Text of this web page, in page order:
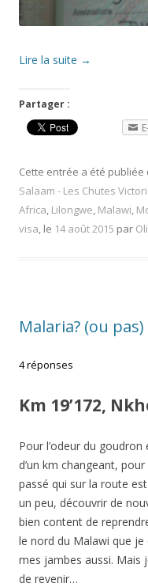
Lire la suite →
Partager :
Cette entrée a été publiée
Salaam - Les Chutes
Africa, Lilongwe, Malawi,
visa, le 14 août 2015 par
Malaria? (ou pas)
4 réponses
Km 19’172,
Pour l’odeur du goudron
d’un km changeant,
passé qui sur la route
un peu, découvrir de
bien content de
le nord du Malawi que
mes jambes aussi. Mais
de revenir…